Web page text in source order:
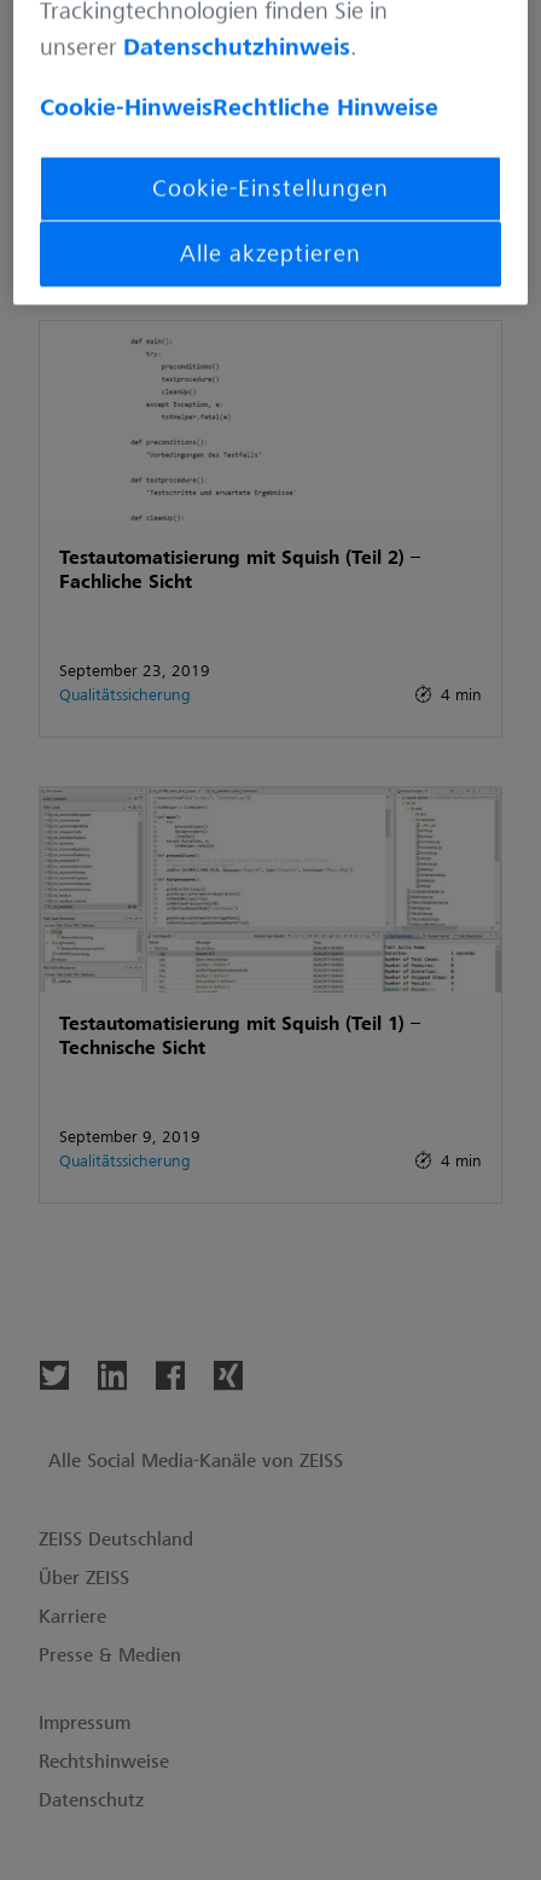
verbundenen
technischen
Automatisierung von
manuellen Abläufen.
Artikel von Steve
Testautomatisierung mit Squish (Teil 2) –
Fachliche Sicht
September 23, 2019
Qualitätssicherung
4 min
Testautomatisierung mit Squish (Teil 1) –
Technische Sicht
September 9, 2019
Qualitätssicherung
4 min
Alle Social Media-Kanäle von ZEISS
ZEISS Deutschland
Über ZEISS
Karriere
Presse & Medien
Impressum
Rechtshinweise
Datenschutz
Trackingtechnologien finden Sie in
unserer Datenschutzhinweis.
Cookie-HinweisRechtliche Hinweise
Cookie-Einstellungen
Alle akzeptieren